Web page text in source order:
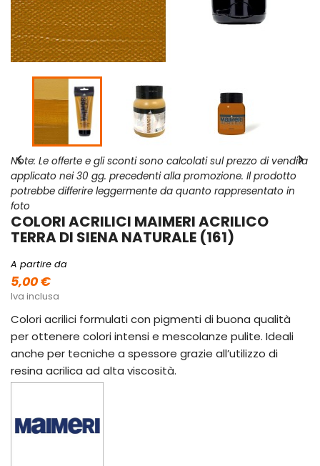
 
Note: Le offerte e gli sconti sono calcolati sul prezzo di vendita
applicato nei 30 gg. precedenti alla promozione. Il prodotto
potrebbe differire leggermente da quanto rappresentato in
foto
COLORI ACRILICI MAIMERI ACRILICO
TERRA DI SIENA NATURALE (161)
A partire da
5,00 €
Iva inclusa
Colori acrilici formulati con pigmenti di buona qualità
per ottenere colori intensi e mescolanze pulite. Ideali
anche per tecniche a spessore grazie all’utilizzo di
resina acrilica ad alta viscosità.